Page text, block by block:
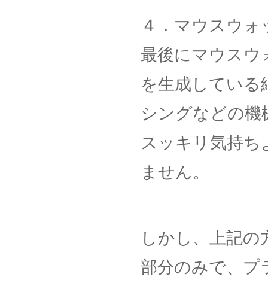
４．マウスウォ
最後にマウスウ
を生成している
シングなどの機
スッキリ気持ち
ません。
しかし、上記
部分のみで、プ